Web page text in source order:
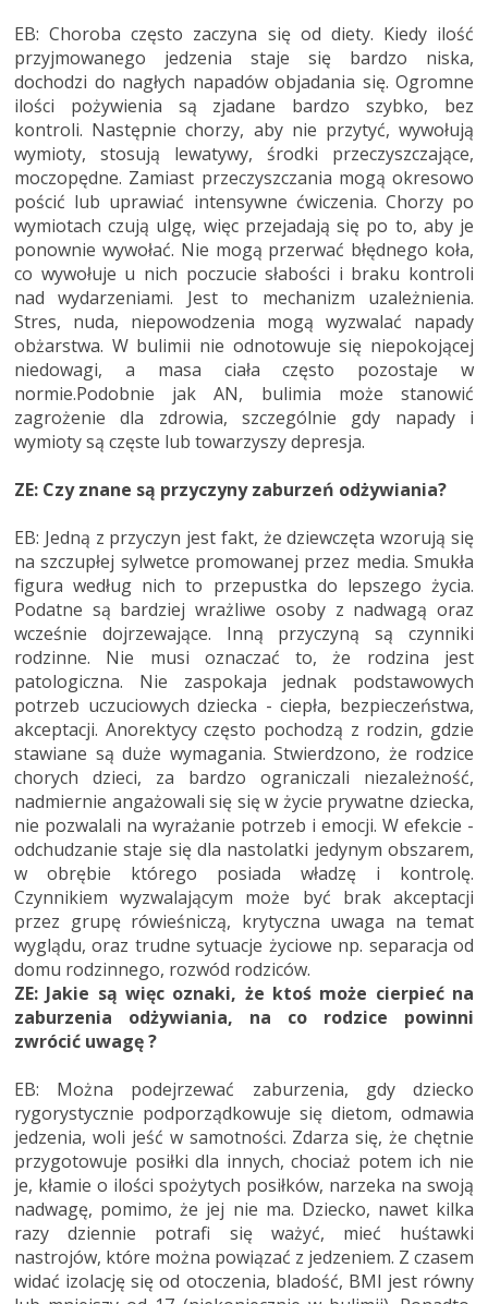
EB: Choroba często zaczyna się od diety. Kiedy ilość
przyjmowanego jedzenia staje się bardzo niska,
dochodzi do nagłych napadów objadania się. Ogromne
ilości pożywienia są zjadane bardzo szybko, bez
kontroli. Następnie chorzy, aby nie przytyć, wywołują
wymioty, stosują lewatywy, środki przeczyszczające,
moczopędne. Zamiast przeczyszczania mogą okresowo
pościć lub uprawiać intensywne ćwiczenia. Chorzy po
wymiotach czują ulgę, więc przejadają się po to, aby je
ponownie wywołać. Nie mogą przerwać błędnego koła,
co wywołuje u nich poczucie słabości i braku kontroli
nad wydarzeniami. Jest to mechanizm uzależnienia.
Stres, nuda, niepowodzenia mogą wyzwalać napady
obżarstwa. W bulimii nie odnotowuje się niepokojącej
niedowagi, a masa ciała często pozostaje w
normie.Podobnie jak AN, bulimia może stanowić
zagrożenie dla zdrowia, szczególnie gdy napady i
wymioty są częste lub towarzyszy depresja.
ZE: Czy znane są przyczyny zaburzeń odżywiania?
EB: Jedną z przyczyn jest fakt, że dziewczęta wzorują się
na szczupłej sylwetce promowanej przez media. Smukła
figura według nich to przepustka do lepszego życia.
Podatne są bardziej wrażliwe osoby z nadwagą oraz
wcześnie dojrzewające. Inną przyczyną są czynniki
rodzinne. Nie musi oznaczać to, że rodzina jest
patologiczna. Nie zaspokaja jednak podstawowych
potrzeb uczuciowych dziecka - ciepła, bezpieczeństwa,
akceptacji. Anorektycy często pochodzą z rodzin, gdzie
stawiane są duże wymagania. Stwierdzono, że rodzice
chorych dzieci, za bardzo ograniczali niezależność,
nadmiernie angażowali się się w życie prywatne dziecka,
nie pozwalali na wyrażanie potrzeb i emocji. W efekcie -
odchudzanie staje się dla nastolatki jedynym obszarem,
w obrębie którego posiada władzę i kontrolę.
Czynnikiem wyzwalającym może być brak akceptacji
przez grupę rówieśniczą, krytyczna uwaga na temat
wyglądu, oraz trudne sytuacje życiowe np. separacja od
domu rodzinnego, rozwód rodziców.
ZE: Jakie są więc oznaki, że ktoś może cierpieć na
zaburzenia odżywiania, na co rodzice powinni
zwrócić uwagę ?
EB: Można podejrzewać zaburzenia, gdy dziecko
rygorystycznie podporządkowuje się dietom, odmawia
jedzenia, woli jeść w samotności. Zdarza się, że chętnie
przygotowuje posiłki dla innych, chociaż potem ich nie
je, kłamie o ilości spożytych posiłków, narzeka na swoją
nadwagę, pomimo, że jej nie ma. Dziecko, nawet kilka
razy dziennie potrafi się ważyć, mieć huśtawki
nastrojów, które można powiązać z jedzeniem. Z czasem
widać izolację się od otoczenia, bladość, BMI jest równy